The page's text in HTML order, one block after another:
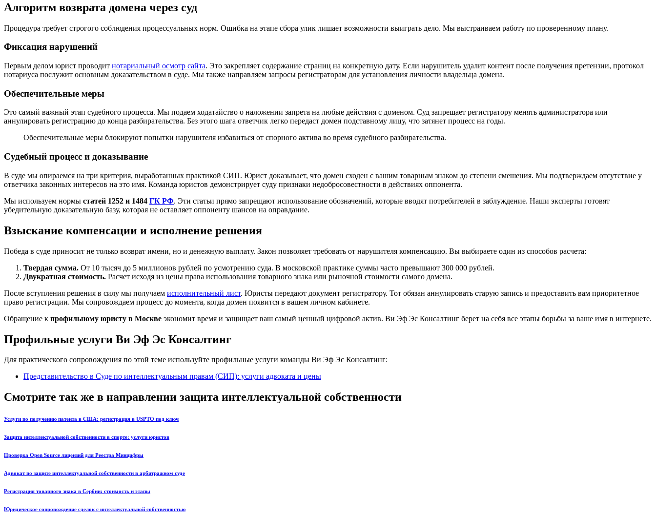
Алгоритм возврата домена через суд
Процедура требует строгого соблюдения процессуальных норм. Ошибка на этапе сбора улик лишает возможности выиграть дело. Мы выстраиваем работу по проверенному плану.
Фиксация нарушений
Первым делом юрист проводит нотариальный осмотр сайта. Это закрепляет содержание страниц на конкретную дату. Если нарушитель удалит контент после получения претензии, протокол
нотариуса послужит основным доказательством в суде. Мы также направляем запросы регистраторам для установления личности владельца домена.
Обеспечительные меры
Это самый важный этап судебного процесса. Мы подаем ходатайство о наложении запрета на любые действия с доменом. Суд запрещает регистратору менять администратора или
аннулировать регистрацию до конца разбирательства. Без этого шага ответчик легко передаст домен подставному лицу, что затянет процесс на годы.
Обеспечительные меры блокируют попытки нарушителя избавиться от спорного актива во время судебного разбирательства.
Судебный процесс и доказывание
В суде мы опираемся на три критерия, выработанных практикой СИП. Юрист доказывает, что домен сходен с вашим товарным знаком до степени смешения. Мы подтверждаем отсутствие у
ответчика законных интересов на это имя. Команда юристов демонстрирует суду признаки недобросовестности в действиях оппонента.
Мы используем нормы статей 1252 и 1484 ГК РФ. Эти статьи прямо запрещают использование обозначений, которые вводят потребителей в заблуждение. Наши эксперты готовят
убедительную доказательную базу, которая не оставляет оппоненту шансов на оправдание.
Взыскание компенсации и исполнение решения
Победа в суде приносит не только возврат имени, но и денежную выплату. Закон позволяет требовать от нарушителя компенсацию. Вы выбираете один из способов расчета:
Твердая сумма. От 10 тысяч до 5 миллионов рублей по усмотрению суда. В московской практике суммы часто превышают 300 000 рублей.
Двукратная стоимость. Расчет исходя из цены права использования товарного знака или рыночной стоимости самого домена.
После вступления решения в силу мы получаем исполнительный лист. Юристы передают документ регистратору. Тот обязан аннулировать старую запись и предоставить вам приоритетное
право регистрации. Мы сопровождаем процесс до момента, когда домен появится в вашем личном кабинете.
Обращение к профильному юристу в Москве экономит время и защищает ваш самый ценный цифровой актив. Ви Эф Эс Консалтинг берет на себя все этапы борьбы за ваше имя в интернете.
Профильные услуги Ви Эф Эс Консалтинг
Для практического сопровождения по этой теме используйте профильные услуги команды Ви Эф Эс Консалтинг:
Представительство в Суде по интеллектуальным правам (СИП): услуги адвоката и цены
Смотрите так же в направлении защита интеллектуальной собственности
Услуги по получению патента в США: регистрация в USPTO под ключ
Защита интеллектуальной собственности в спорте: услуги юристов
Проверка Open Source лицензий для Реестра Минцифры
Адвокат по защите интеллектуальной собственности в арбитражном суде
Регистрация товарного знака в Сербии: стоимость и этапы
Юридическое сопровождение сделок с интеллектуальной собственностью